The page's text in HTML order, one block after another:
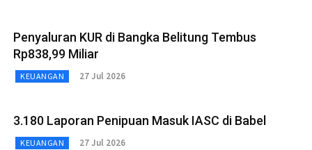
Penyaluran KUR di Bangka Belitung Tembus
Rp838,99 Miliar
KEUANGAN 27 Jul 2026
3.180 Laporan Penipuan Masuk IASC di Babel
KEUANGAN 27 Jul 2026